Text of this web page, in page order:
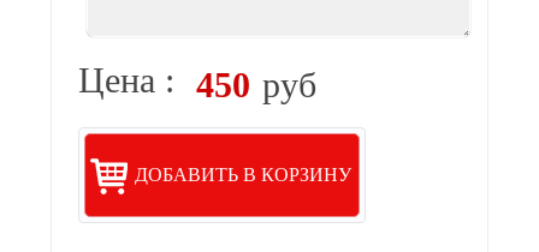
Цена : 450 руб
ДОБАВИТЬ В КОРЗИНУ